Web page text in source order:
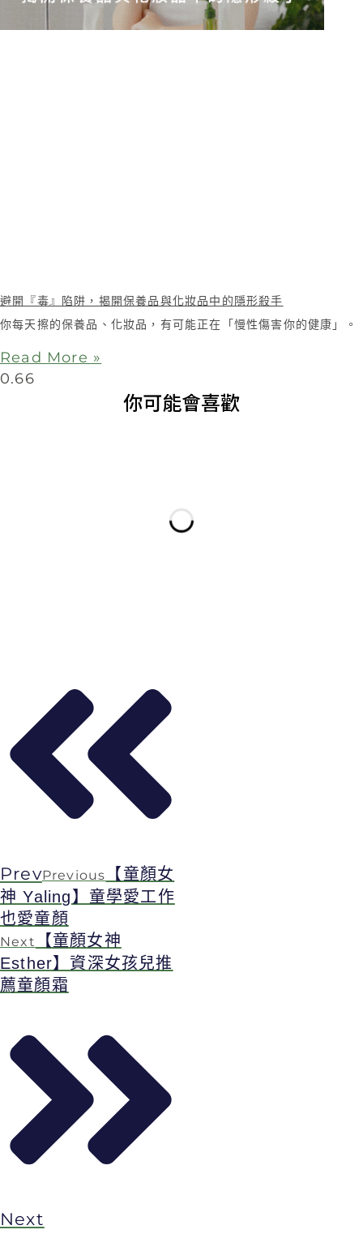
避開『毒』陷阱，揭開保養品與化妝品中的隱形殺手
你每天擦的保養品、化妝品，有可能正在「慢性傷害你的健康」。
Read More »
你可能會喜歡
PrevPrevious
【童顏女
神 Yaling】童學愛工作
也愛童顏
Next
【童顏女神
Esther】資深女孩兒推
薦童顏霜
Next